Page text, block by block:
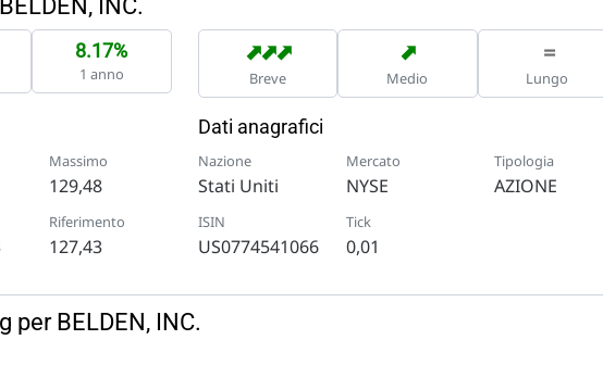
INC.
8.17%
1 anno
➡
➡
➡
Breve
➡
Medio
=
Lungo
Massimo
129,48
Riferimento
127,43
Dati anagrafici
Nazione
Stati Uniti
Mercato
NYSE
Tipologia
AZIONE
ISIN
US0774541066
Tick
0,01
per BELDEN, INC.